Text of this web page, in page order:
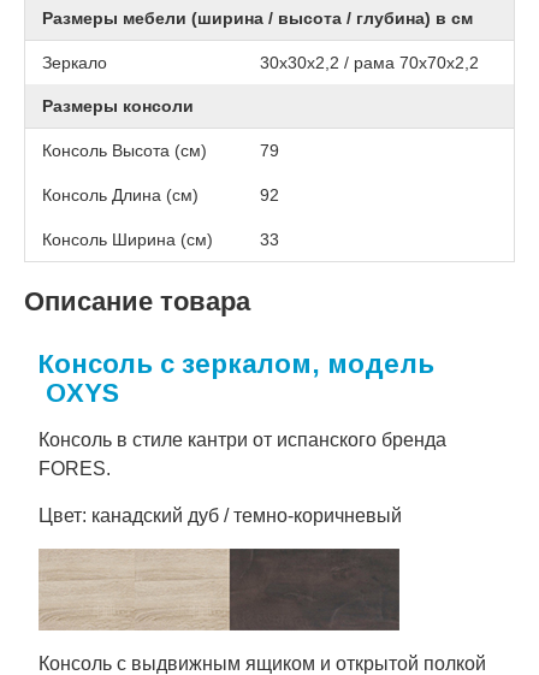
Размеры мебели (ширина / высота / глубина) в см
Зеркало 30x30x2,2 / рама 70x70x2,2
Размеры консоли
Консоль Высота (см) 79
Консоль Длина (см) 92
Консоль Ширина (см) 33
Описание товара
Консоль с зеркалом, модель
OXYS
Консоль в стиле кантри от испанского бренда
FORES.
Цвет: канадский дуб / темно-коричневый
Консоль с выдвижным ящиком и открытой полкой